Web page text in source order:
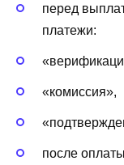
перед
платежи:
«комиссия»,
после